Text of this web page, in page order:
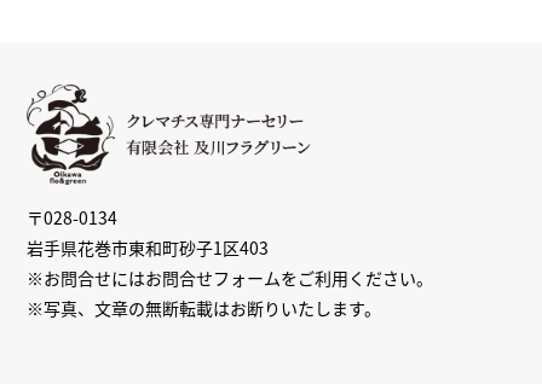
〒028-0134
岩手県花巻市東和町砂子1区403
※お問合せにはお問合せフォームをご利用ください。
※写真、文章の無断転載はお断りいたします。